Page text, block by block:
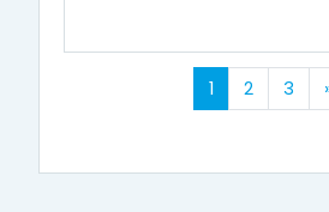
1(actual)
2 3